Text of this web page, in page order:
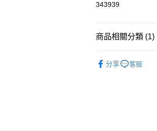
343939
商品相關分類 (1)
分享
客服